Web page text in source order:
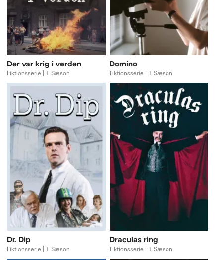
Der var krig i verden
Fiktionsserie | 1 Sæson
Domino
Fiktionsserie | 1 Sæson
Dr. Dip
Fiktionsserie | 1 Sæson
Draculas ring
Fiktionsserie | 1 Sæson